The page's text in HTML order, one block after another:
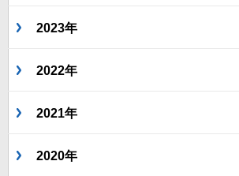
2023年
2022年
2021年
2020年